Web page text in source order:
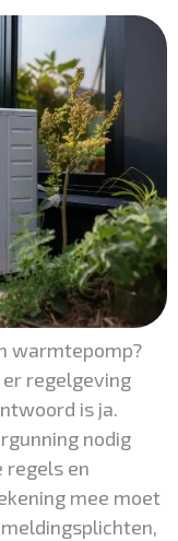
warmtepomp?
regelgeving
is ja.
nodig
regels en
mee moet